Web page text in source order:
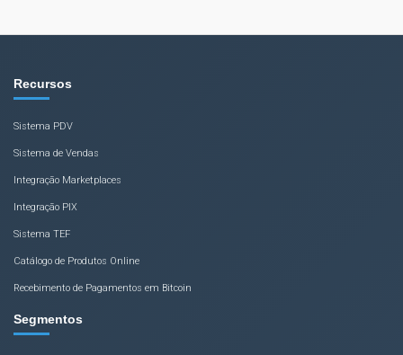
Recursos
Sistema PDV
Sistema de Vendas
Integração Marketplaces
Integração PIX
Sistema TEF
Catálogo de Produtos Online
Recebimento de Pagamentos em Bitcoin
Segmentos